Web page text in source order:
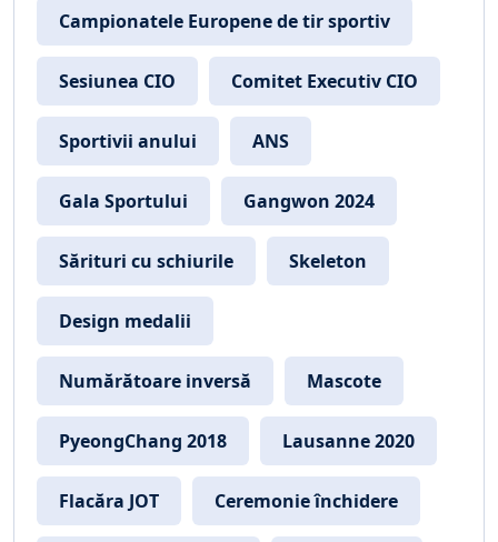
Campionatele Europene de tir sportiv
Sesiunea CIO Comitet Executiv CIO
Sportivii anului ANS
Gala Sportului Gangwon 2024
Sărituri cu schiurile Skeleton
Design medalii
Numărătoare inversă Mascote
PyeongChang 2018 Lausanne 2020
Flacăra JOT Ceremonie închidere